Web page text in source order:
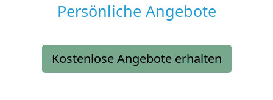
Persönliche Angebote
Kostenlose Angebote erhalten